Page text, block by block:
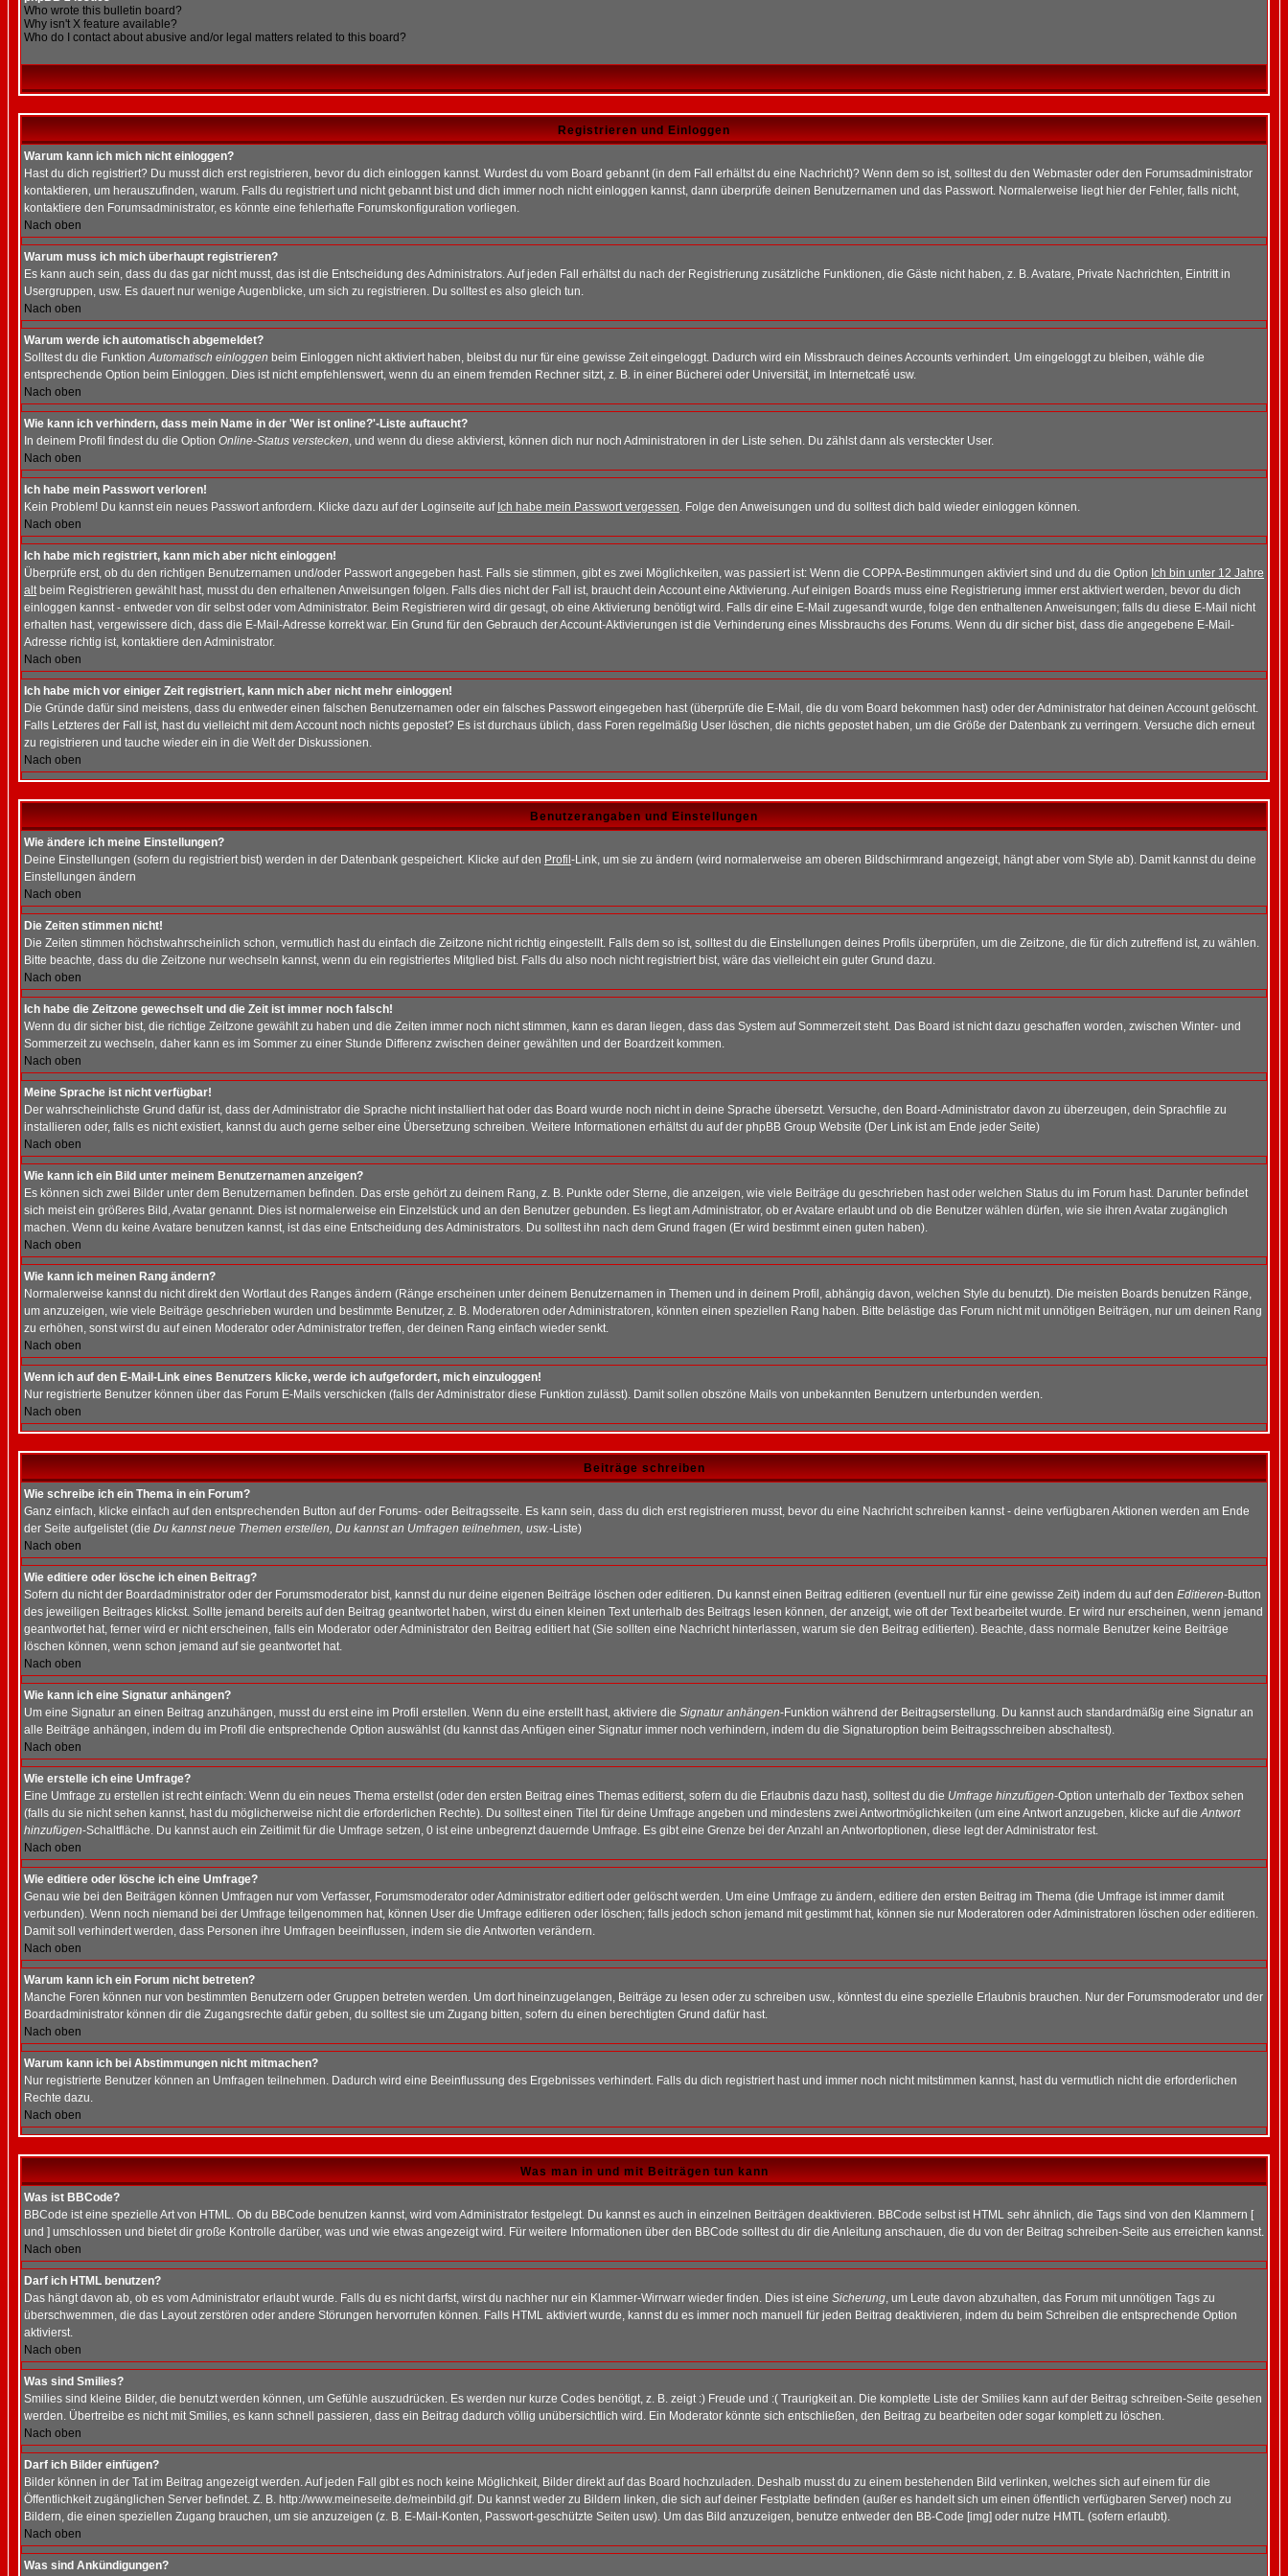
Who wrote this bulletin board?
Why isn't X feature available?
Who do I contact about abusive and/or legal matters related to this board?
Registrieren und Einloggen
Warum kann ich mich nicht einloggen?
Hast du dich registriert? Du musst dich erst registrieren, bevor du dich einloggen kannst. Wurdest du vom Board gebannt (in dem Fall erhältst du eine Nachricht)? Wenn dem so ist, solltest du den Webmaster oder den Forumsadministrator
kontaktieren, um herauszufinden, warum. Falls du registriert und nicht gebannt bist und dich immer noch nicht einloggen kannst, dann überprüfe deinen Benutzernamen und das Passwort. Normalerweise liegt hier der Fehler, falls nicht,
kontaktiere den Forumsadministrator, es könnte eine fehlerhafte Forumskonfiguration vorliegen.
Nach oben
Warum muss ich mich überhaupt registrieren?
Es kann auch sein, dass du das gar nicht musst, das ist die Entscheidung des Administrators. Auf jeden Fall erhältst du nach der Registrierung zusätzliche Funktionen, die Gäste nicht haben, z. B. Avatare, Private Nachrichten, Eintritt in
Usergruppen, usw. Es dauert nur wenige Augenblicke, um sich zu registrieren. Du solltest es also gleich tun.
Nach oben
Warum werde ich automatisch abgemeldet?
Solltest du die FunktionAutomatisch einloggen beim Einloggen nicht aktiviert haben, bleibst du nur für eine gewisse Zeit eingeloggt. Dadurch wird ein Missbrauch deines Accounts verhindert. Um eingeloggt zu bleiben, wähle die
entsprechende Option beim Einloggen. Dies ist nicht empfehlenswert, wenn du an einem fremden Rechner sitzt, z. B. in einer Bücherei oder Universität, im Internetcafé usw.
Nach oben
Wie kann ich verhindern, dass mein Name in der 'Wer ist online?'-Liste auftaucht?
In deinem Profil findest du die Option Online-Status verstecken, und wenn du diese aktivierst, können dich nur noch Administratoren in der Liste sehen. Du zählst dann als versteckter User.
Nach oben
Ich habe mein Passwort verloren!
Kein Problem! Du kannst ein neues Passwort anfordern. Klicke dazu auf der Loginseite auf Ich habe mein Passwort vergessen. Folge den Anweisungen und du solltest dich bald wieder einloggen können.
Nach oben
Ich habe mich registriert, kann mich aber nicht einloggen!
Überprüfe erst, ob du den richtigen Benutzernamen und/oder Passwort angegeben hast. Falls sie stimmen, gibt es zwei Möglichkeiten, was passiert ist: Wenn die COPPA-Bestimmungen aktiviert sind und du die Option Ich bin unter 12 Jahre
altbeim Registrieren gewählt hast, musst du den erhaltenen Anweisungen folgen. Falls dies nicht der Fall ist, braucht dein Account eine Aktivierung. Auf einigen Boards muss eine Registrierung immer erst aktiviert werden, bevor du dich
einloggen kannst - entweder von dir selbst oder vom Administrator. Beim Registrieren wird dir gesagt, ob eine Aktivierung benötigt wird. Falls dir eine E-Mail zugesandt wurde, folge den enthaltenen Anweisungen; falls du diese E-Mail nicht
erhalten hast, vergewissere dich, dass die E-Mail-Adresse korrekt war. Ein Grund für den Gebrauch der Account-Aktivierungen ist die Verhinderung eines Missbrauchs des Forums. Wenn du dir sicher bist, dass die angegebene E-Mail-
Adresse richtig ist, kontaktiere den Administrator.
Nach oben
Ich habe mich vor einiger Zeit registriert, kann mich aber nicht mehr einloggen!
Die Gründe dafür sind meistens, dass du entweder einen falschen Benutzernamen oder ein falsches Passwort eingegeben hast (überprüfe die E-Mail, die du vom Board bekommen hast) oder der Administrator hat deinen Account gelöscht.
Falls Letzteres der Fall ist, hast du vielleicht mit dem Account noch nichts gepostet? Es ist durchaus üblich, dass Foren regelmäßig User löschen, die nichts gepostet haben, um die Größe der Datenbank zu verringern. Versuche dich erneut
zu registrieren und tauche wieder ein in die Welt der Diskussionen.
Nach oben
Benutzerangaben und Einstellungen
Wie ändere ich meine Einstellungen?
Deine Einstellungen (sofern du registriert bist) werden in der Datenbank gespeichert. Klicke auf den Profil -Link, um sie zu ändern (wird normalerweise am oberen Bildschirmrand angezeigt, hängt aber vom Style ab). Damit kannst du deine
Einstellungen ändern
Nach oben
Die Zeiten stimmen nicht!
Die Zeiten stimmen höchstwahrscheinlich schon, vermutlich hast du einfach die Zeitzone nicht richtig eingestellt. Falls dem so ist, solltest du die Einstellungen deines Profils überprüfen, um die Zeitzone, die für dich zutreffend ist, zu wählen.
Bitte beachte, dass du die Zeitzone nur wechseln kannst, wenn du ein registriertes Mitglied bist. Falls du also noch nicht registriert bist, wäre das vielleicht ein guter Grund dazu.
Nach oben
Ich habe die Zeitzone gewechselt und die Zeit ist immer noch falsch!
Wenn du dir sicher bist, die richtige Zeitzone gewählt zu haben und die Zeiten immer noch nicht stimmen, kann es daran liegen, dass das System auf Sommerzeit steht. Das Board ist nicht dazu geschaffen worden, zwischen Winter- und
Sommerzeit zu wechseln, daher kann es im Sommer zu einer Stunde Differenz zwischen deiner gewählten und der Boardzeit kommen.
Nach oben
Meine Sprache ist nicht verfügbar!
Der wahrscheinlichste Grund dafür ist, dass der Administrator die Sprache nicht installiert hat oder das Board wurde noch nicht in deine Sprache übersetzt. Versuche, den Board-Administrator davon zu überzeugen, dein Sprachfile zu
installieren oder, falls es nicht existiert, kannst du auch gerne selber eine Übersetzung schreiben. Weitere Informationen erhältst du auf der phpBB Group Website (Der Link ist am Ende jeder Seite)
Nach oben
Wie kann ich ein Bild unter meinem Benutzernamen anzeigen?
Es können sich zwei Bilder unter dem Benutzernamen befinden. Das erste gehört zu deinem Rang, z. B. Punkte oder Sterne, die anzeigen, wie viele Beiträge du geschrieben hast oder welchen Status du im Forum hast. Darunter befindet
sich meist ein größeres Bild, Avatar genannt. Dies ist normalerweise ein Einzelstück und an den Benutzer gebunden. Es liegt am Administrator, ob er Avatare erlaubt und ob die Benutzer wählen dürfen, wie sie ihren Avatar zugänglich
machen. Wenn du keine Avatare benutzen kannst, ist das eine Entscheidung des Administrators. Du solltest ihn nach dem Grund fragen (Er wird bestimmt einen guten haben).
Nach oben
Wie kann ich meinen Rang ändern?
Normalerweise kannst du nicht direkt den Wortlaut des Ranges ändern (Ränge erscheinen unter deinem Benutzernamen in Themen und in deinem Profil, abhängig davon, welchen Style du benutzt). Die meisten Boards benutzen Ränge,
um anzuzeigen, wie viele Beiträge geschrieben wurden und bestimmte Benutzer, z. B. Moderatoren oder Administratoren, könnten einen speziellen Rang haben. Bitte belästige das Forum nicht mit unnötigen Beiträgen, nur um deinen Rang
zu erhöhen, sonst wirst du auf einen Moderator oder Administrator treffen, der deinen Rang einfach wieder senkt.
Nach oben
Wenn ich auf den E-Mail-Link eines Benutzers klicke, werde ich aufgefordert, mich einzuloggen!
Nur registrierte Benutzer können über das Forum E-Mails verschicken (falls der Administrator diese Funktion zulässt). Damit sollen obszöne Mails von unbekannten Benutzern unterbunden werden.
Nach oben
Beiträge schreiben
Wie schreibe ich ein Thema in ein Forum?
Ganz einfach, klicke einfach auf den entsprechenden Button auf der Forums- oder Beitragsseite. Es kann sein, dass du dich erst registrieren musst, bevor du eine Nachricht schreiben kannst - deine verfügbaren Aktionen werden am Ende
der Seite aufgelistet (die Du kannst neue Themen erstellen, Du kannst an Umfragen teilnehmen, usw.-Liste)
Nach oben
Wie editiere oder lösche ich einen Beitrag?
Sofern du nicht der Boardadministrator oder der Forumsmoderator bist, kannst du nur deine eigenen Beiträge löschen oder editieren. Du kannst einen Beitrag editieren (eventuell nur für eine gewisse Zeit) indem du auf den Editieren-Button
des jeweiligen Beitrages klickst. Sollte jemand bereits auf den Beitrag geantwortet haben, wirst du einen kleinen Text unterhalb des Beitrags lesen können, der anzeigt, wie oft der Text bearbeitet wurde. Er wird nur erscheinen, wenn jemand
geantwortet hat, ferner wird er nicht erscheinen, falls ein Moderator oder Administrator den Beitrag editiert hat (Sie sollten eine Nachricht hinterlassen, warum sie den Beitrag editierten). Beachte, dass normale Benutzer keine Beiträge
löschen können, wenn schon jemand auf sie geantwortet hat.
Nach oben
Wie kann ich eine Signatur anhängen?
Um eine Signatur an einen Beitrag anzuhängen, musst du erst eine im Profil erstellen. Wenn du eine erstellt hast, aktiviere die Signatur anhängen-Funktion während der Beitragserstellung. Du kannst auch standardmäßig eine Signatur an
alle Beiträge anhängen, indem du im Profil die entsprechende Option auswählst (du kannst das Anfügen einer Signatur immer noch verhindern, indem du die Signaturoption beim Beitragsschreiben abschaltest).
Nach oben
Wie erstelle ich eine Umfrage?
Eine Umfrage zu erstellen ist recht einfach: Wenn du ein neues Thema erstellst (oder den ersten Beitrag eines Themas editierst, sofern du die Erlaubnis dazu hast), solltest du die Umfrage hinzufügen-Option unterhalb der Textbox sehen
(falls du sie nicht sehen kannst, hast du möglicherweise nicht die erforderlichen Rechte). Du solltest einen Titel für deine Umfrage angeben und mindestens zwei Antwortmöglichkeiten (um eine Antwort anzugeben, klicke auf dieAntwort
hinzufügen-Schaltfläche. Du kannst auch ein Zeitlimit für die Umfrage setzen, 0 ist eine unbegrenzt dauernde Umfrage. Es gibt eine Grenze bei der Anzahl an Antwortoptionen, diese legt der Administrator fest.
Nach oben
Wie editiere oder lösche ich eine Umfrage?
Genau wie bei den Beiträgen können Umfragen nur vom Verfasser, Forumsmoderator oder Administrator editiert oder gelöscht werden. Um eine Umfrage zu ändern, editiere den ersten Beitrag im Thema (die Umfrage ist immer damit
verbunden). Wenn noch niemand bei der Umfrage teilgenommen hat, können User die Umfrage editieren oder löschen; falls jedoch schon jemand mit gestimmt hat, können sie nur Moderatoren oder Administratoren löschen oder editieren.
Damit soll verhindert werden, dass Personen ihre Umfragen beeinflussen, indem sie die Antworten verändern.
Nach oben
Warum kann ich ein Forum nicht betreten?
Manche Foren können nur von bestimmten Benutzern oder Gruppen betreten werden. Um dort hineinzugelangen, Beiträge zu lesen oder zu schreiben usw., könntest du eine spezielle Erlaubnis brauchen. Nur der Forumsmoderator und der
Boardadministrator können dir die Zugangsrechte dafür geben, du solltest sie um Zugang bitten, sofern du einen berechtigten Grund dafür hast.
Nach oben
Warum kann ich bei Abstimmungen nicht mitmachen?
Nur registrierte Benutzer können an Umfragen teilnehmen. Dadurch wird eine Beeinflussung des Ergebnisses verhindert. Falls du dich registriert hast und immer noch nicht mitstimmen kannst, hast du vermutlich nicht die erforderlichen
Rechte dazu.
Nach oben
Was man in und mit Beiträgen tun kann
Was ist BBCode?
BBCode ist eine spezielle Art von HTML. Ob du BBCode benutzen kannst, wird vom Administrator festgelegt. Du kannst es auch in einzelnen Beiträgen deaktivieren. BBCode selbst ist HTML sehr ähnlich, die Tags sind von den Klammern [
und ] umschlossen und bietet dir große Kontrolle darüber, was und wie etwas angezeigt wird. Für weitere Informationen über den BBCode solltest du dir die Anleitung anschauen, die du von der Beitrag schreiben-Seite aus erreichen kannst.
Nach oben
Darf ich HTML benutzen?
Das hängt davon ab, ob es vom Administrator erlaubt wurde. Falls du es nicht darfst, wirst du nachher nur ein Klammer-Wirrwarr wieder finden. Dies ist eine Sicherung, um Leute davon abzuhalten, das Forum mit unnötigen Tags zu
überschwemmen, die das Layout zerstören oder andere Störungen hervorrufen können. Falls HTML aktiviert wurde, kannst du es immer noch manuell für jeden Beitrag deaktivieren, indem du beim Schreiben die entsprechende Option
aktivierst.
Nach oben
Was sind Smilies?
Smilies sind kleine Bilder, die benutzt werden können, um Gefühle auszudrücken. Es werden nur kurze Codes benötigt, z. B. zeigt :) Freude und :( Traurigkeit an. Die komplette Liste der Smilies kann auf der Beitrag schreiben-Seite gesehen
werden. Übertreibe es nicht mit Smilies, es kann schnell passieren, dass ein Beitrag dadurch völlig unübersichtlich wird. Ein Moderator könnte sich entschließen, den Beitrag zu bearbeiten oder sogar komplett zu löschen.
Nach oben
Darf ich Bilder einfügen?
Bilder können in der Tat im Beitrag angezeigt werden. Auf jeden Fall gibt es noch keine Möglichkeit, Bilder direkt auf das Board hochzuladen. Deshalb musst du zu einem bestehenden Bild verlinken, welches sich auf einem für die
Öffentlichkeit zugänglichen Server befindet. Z. B. http://www.meineseite.de/meinbild.gif. Du kannst weder zu Bildern linken, die sich auf deiner Festplatte befinden (außer es handelt sich um einen öffentlich verfügbaren Server) noch zu
Bildern, die einen speziellen Zugang brauchen, um sie anzuzeigen (z. B. E-Mail-Konten, Passwort-geschützte Seiten usw). Um das Bild anzuzeigen, benutze entweder den BB-Code [img] oder nutze HMTL (sofern erlaubt).
Nach oben
Was sind Ankündigungen?